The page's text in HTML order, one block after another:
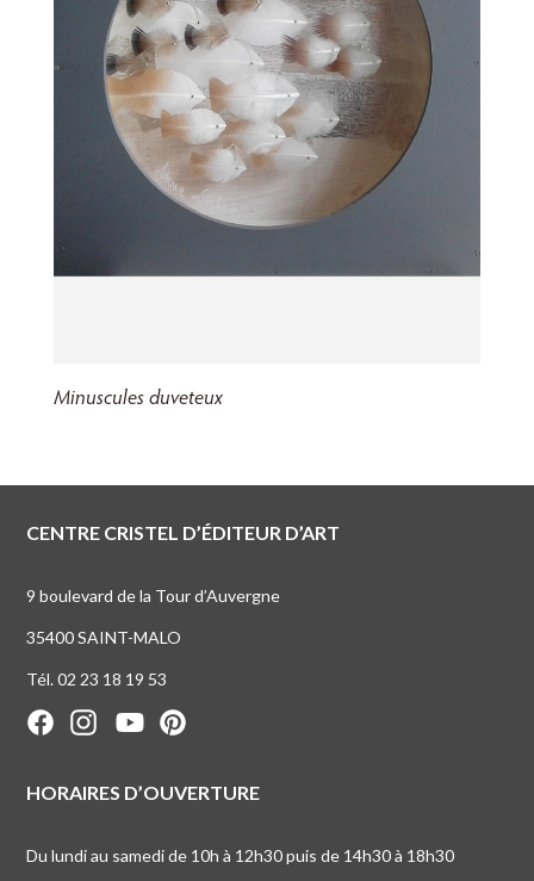
Minuscules duveteux
CENTRE CRISTEL D’ÉDITEUR D’ART
9 boulevard de la Tour d’Auvergne
35400 SAINT-MALO
Tél. 02 23 18 19 53
HORAIRES D’OUVERTURE
Du lundi au samedi de 10h à 12h30 puis de 14h30 à 18h30